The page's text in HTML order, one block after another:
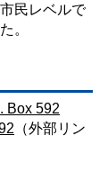
民レベルで
。
Box 592
（外部リン